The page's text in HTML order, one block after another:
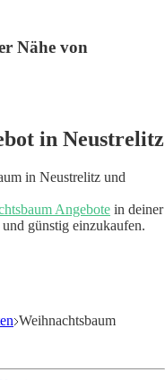
Nähe von
in Neustrelitz
in Neustrelitz und
Angebote in deiner
günstig einzukaufen.
Weihnachtsbaum